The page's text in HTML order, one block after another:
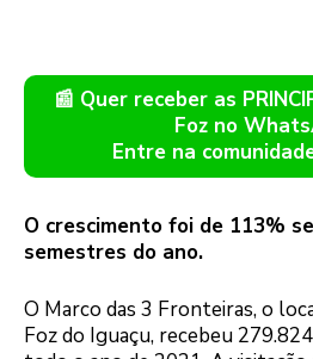
📰 Quer receber as
Foz no
Entre na
O crescimento foi de 113%
semestres do ano.
O Marco das 3 Fronteiras, o
Foz do Iguaçu, recebeu